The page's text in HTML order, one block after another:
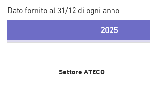
Dato fornito al 31/12 di ogni anno.
2025
Settore ATECO